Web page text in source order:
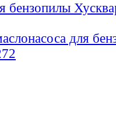
бензопилы
для